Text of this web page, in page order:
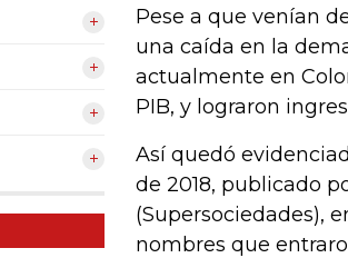
Pese a que venían
una caída en la
actualmente en
PIB, y lograron
Así quedó
de 2018, publicado
(Supersociedades),
nombres que